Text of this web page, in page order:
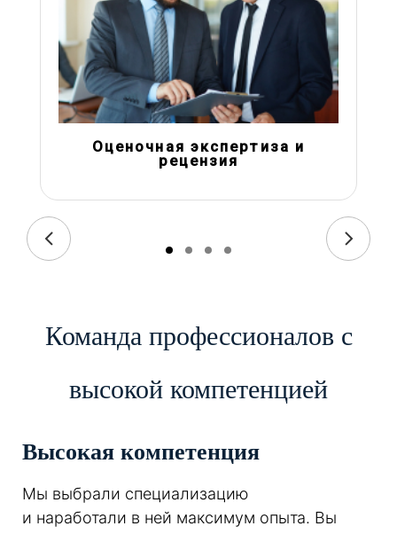
Оценочная экспертиза и
рецензия
Команда профессионалов с
высокой компетенцией
Высокая компетенция
Мы выбрали специализацию
и наработали в ней максимум опыта. Вы